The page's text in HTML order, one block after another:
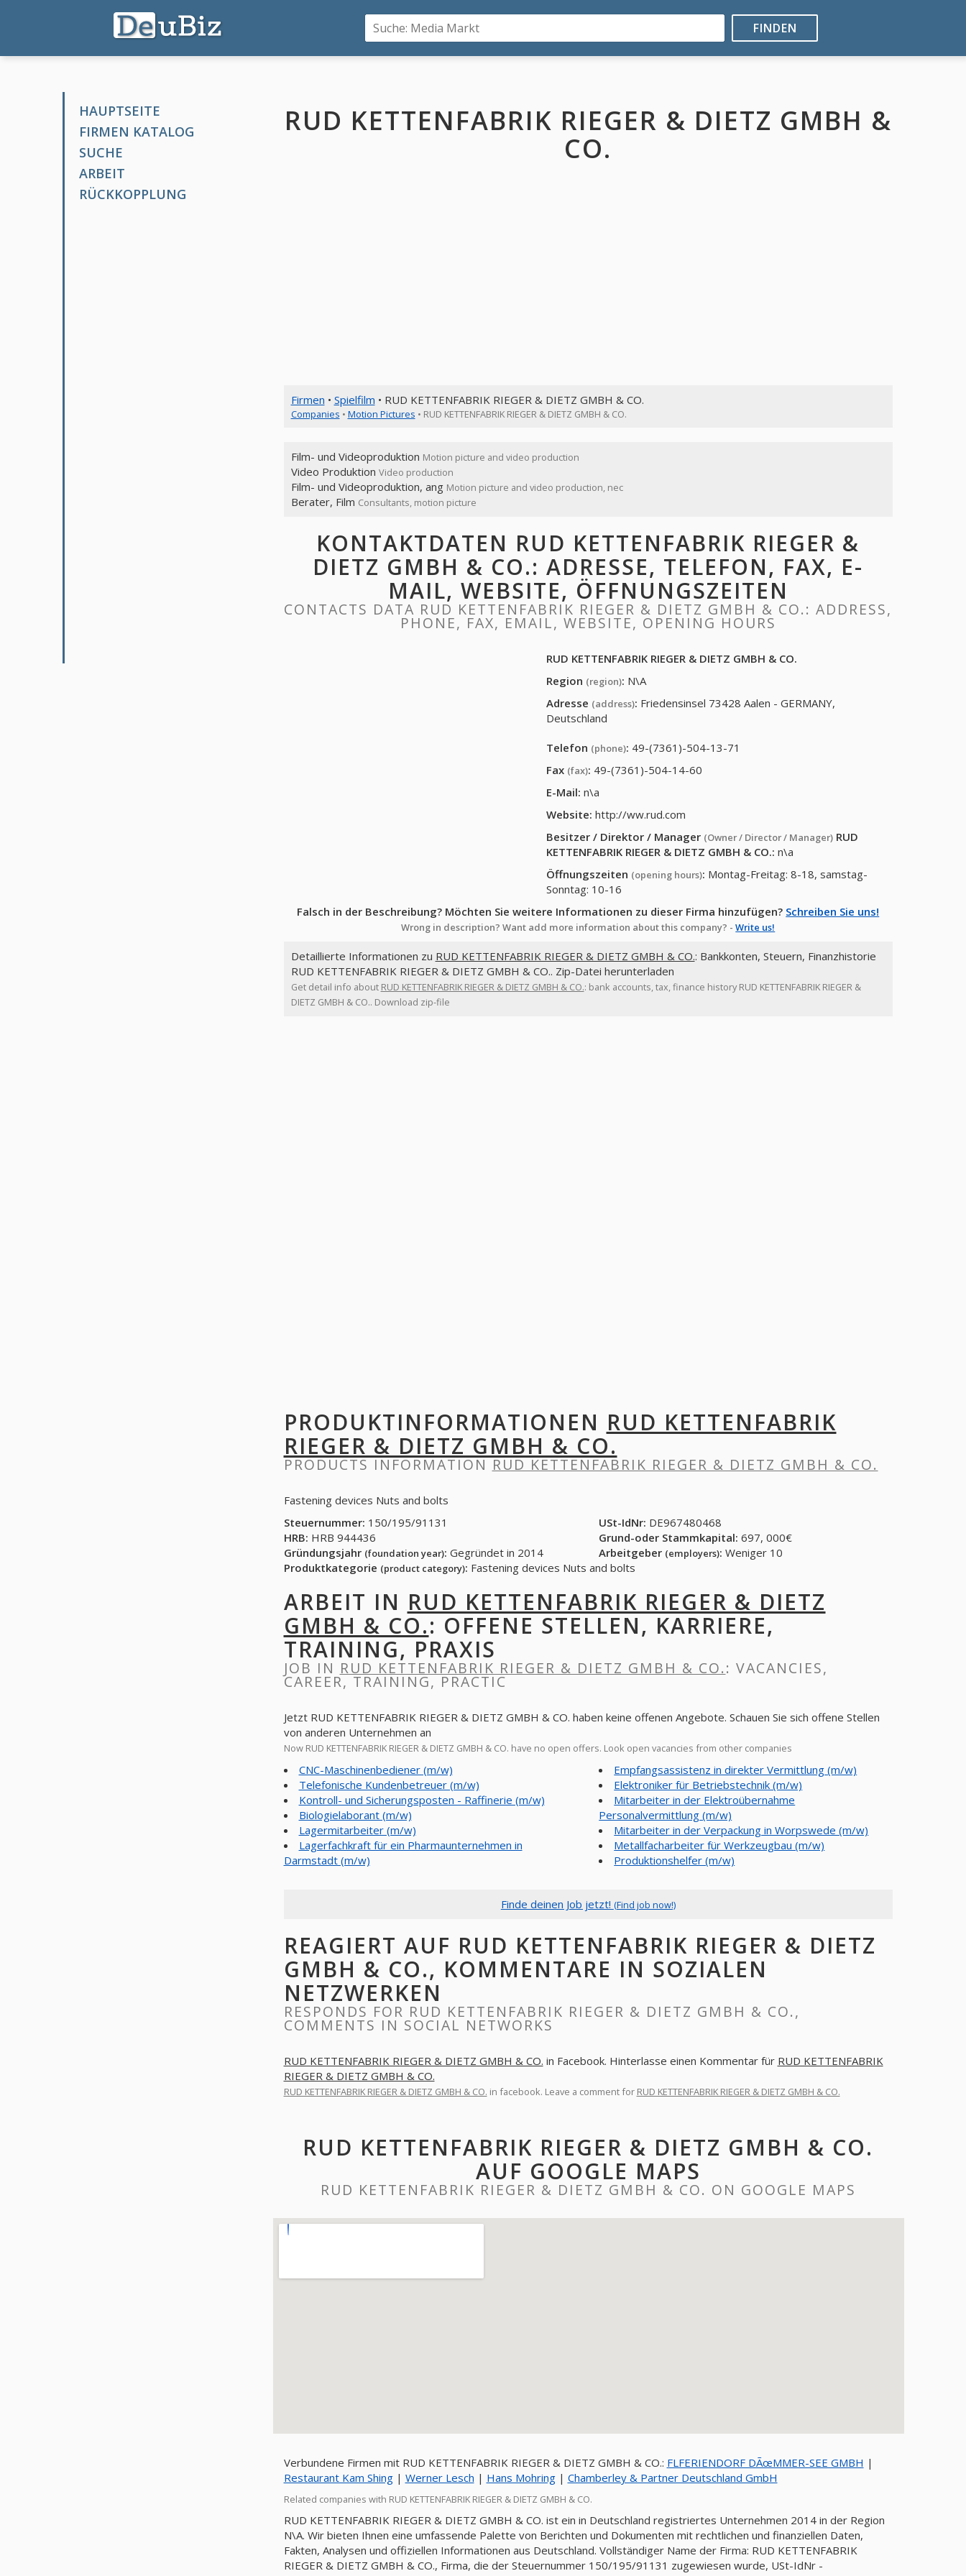
FINDEN
HAUPTSEITE
FIRMEN KATALOG
SUCHE
ARBEIT
RÜCKKOPPLUNG
RUD KETTENFABRIK RIEGER & DIETZ GMBH &
CO.
Firmen • Spielfilm • RUD KETTENFABRIK RIEGER & DIETZ GMBH & CO.
Companies • Motion Pictures • RUD KETTENFABRIK RIEGER & DIETZ GMBH & CO.
Film- und Videoproduktion Motion picture and video production
Video Produktion Video production
Film- und Videoproduktion, ang Motion picture and video production, nec
Berater, Film Consultants, motion picture
KONTAKTDATEN RUD KETTENFABRIK RIEGER &
DIETZ GMBH & CO.: ADRESSE, TELEFON, FAX, E-
MAIL, WEBSITE, ÖFFNUNGSZEITEN
CONTACTS DATA RUD KETTENFABRIK RIEGER & DIETZ GMBH & CO.: ADDRESS,
PHONE, FAX, EMAIL, WEBSITE, OPENING HOURS
RUD KETTENFABRIK RIEGER & DIETZ GMBH & CO.
Region (region): N\A
Adresse (address): Friedensinsel 73428 Aalen - GERMANY,
Deutschland
Telefon (phone): 49-(7361)-504-13-71
Fax (fax): 49-(7361)-504-14-60
E-Mail: n\a
Website: http://ww.rud.com
Besitzer / Direktor / Manager (Owner / Director / Manager) RUD
KETTENFABRIK RIEGER & DIETZ GMBH & CO.: n\a
Öffnungszeiten (opening hours): Montag-Freitag: 8-18, samstag-
Sonntag: 10-16
Falsch in der Beschreibung? Möchten Sie weitere Informationen zu dieser Firma hinzufügen? Schreiben Sie uns!
Wrong in description? Want add more information about this company? -Write us!
Detaillierte Informationen zu RUD KETTENFABRIK RIEGER & DIETZ GMBH & CO.: Bankkonten, Steuern, Finanzhistorie
RUD KETTENFABRIK RIEGER & DIETZ GMBH & CO.. Zip-Datei herunterladen
Get detail info about RUD KETTENFABRIK RIEGER & DIETZ GMBH & CO.: bank accounts, tax, finance history RUD KETTENFABRIK RIEGER &
DIETZ GMBH & CO.. Download zip-file
PRODUKTINFORMATIONEN RUD KETTENFABRIK
RIEGER & DIETZ GMBH & CO.
PRODUCTS INFORMATION RUD KETTENFABRIK RIEGER & DIETZ GMBH & CO.
Fastening devices Nuts and bolts
Steuernummer: 150/195/91131 USt-IdNr: DE967480468
HRB: HRB 944436 Grund-oder Stammkapital: 697, 000€
Gründungsjahr (foundation year): Gegründet in 2014 Arbeitgeber (employers): Weniger 10
Produktkategorie (product category): Fastening devices Nuts and bolts
ARBEIT IN RUD KETTENFABRIK RIEGER & DIETZ
GMBH & CO.: OFFENE STELLEN, KARRIERE,
TRAINING, PRAXIS
JOB IN RUD KETTENFABRIK RIEGER & DIETZ GMBH & CO.: VACANCIES,
CAREER, TRAINING, PRACTIC
Jetzt RUD KETTENFABRIK RIEGER & DIETZ GMBH & CO. haben keine offenen Angebote. Schauen Sie sich offene Stellen
von anderen Unternehmen an
Now RUD KETTENFABRIK RIEGER & DIETZ GMBH & CO. have no open offers. Look open vacancies from other companies
CNC-Maschinenbediener (m/w)
Telefonische Kundenbetreuer (m/w)
Kontroll- und Sicherungsposten - Raffinerie (m/w)
Biologielaborant (m/w)
Lagermitarbeiter (m/w)
Lagerfachkraft für ein Pharmaunternehmen in
Darmstadt (m/w)
Empfangsassistenz in direkter Vermittlung (m/w)
Elektroniker für Betriebstechnik (m/w)
Mitarbeiter in der Elektroübernahme
Personalvermittlung (m/w)
Mitarbeiter in der Verpackung in Worpswede (m/w)
Metallfacharbeiter für Werkzeugbau (m/w)
Produktionshelfer (m/w)
Finde deinen Job jetzt! (Find job now!)
REAGIERT AUF RUD KETTENFABRIK RIEGER & DIETZ
GMBH & CO., KOMMENTARE IN SOZIALEN
NETZWERKEN
RESPONDS FOR RUD KETTENFABRIK RIEGER & DIETZ GMBH & CO.,
COMMENTS IN SOCIAL NETWORKS
RUD KETTENFABRIK RIEGER & DIETZ GMBH & CO. in Facebook. Hinterlasse einen Kommentar für RUD KETTENFABRIK
RIEGER & DIETZ GMBH & CO.
RUD KETTENFABRIK RIEGER & DIETZ GMBH & CO. in facebook. Leave a comment for RUD KETTENFABRIK RIEGER & DIETZ GMBH & CO.
RUD KETTENFABRIK RIEGER & DIETZ GMBH & CO.
AUF GOOGLE MAPS
RUD KETTENFABRIK RIEGER & DIETZ GMBH & CO. ON GOOGLE MAPS
Verbundene Firmen mit RUD KETTENFABRIK RIEGER & DIETZ GMBH & CO.: FLFERIENDORF DÃœMMER-SEE GMBH |
Restaurant Kam Shing| Werner Lesch | Hans Mohring| Chamberley & Partner Deutschland GmbH
Related companies with RUD KETTENFABRIK RIEGER & DIETZ GMBH & CO.
RUD KETTENFABRIK RIEGER & DIETZ GMBH & CO. ist ein in Deutschland registriertes Unternehmen 2014 in der Region
N\A. Wir bieten Ihnen eine umfassende Palette von Berichten und Dokumenten mit rechtlichen und finanziellen Daten,
Fakten, Analysen und offiziellen Informationen aus Deutschland. Vollständiger Name der Firma: RUD KETTENFABRIK
RIEGER & DIETZ GMBH & CO., Firma, die der Steuernummer 150/195/91131 zugewiesen wurde, USt-IdNr -